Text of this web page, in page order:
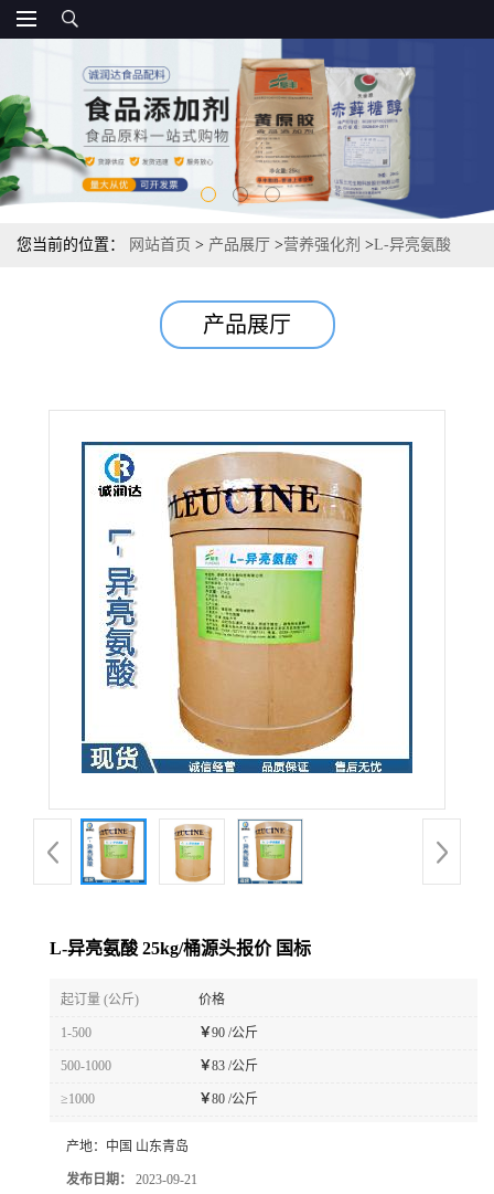
您当前的位置： 网站首页 > 产品展厅 >营养强化剂 >L-异亮氨酸
产品展厅
L-异亮氨酸 25kg/桶源头报价 国标
起订量 (公斤) 价格
1-500 ￥90 /公斤
500-1000 ￥83 /公斤
≥1000 ￥80 /公斤
产地： 中国 山东青岛
发布日期： 2023-09-21